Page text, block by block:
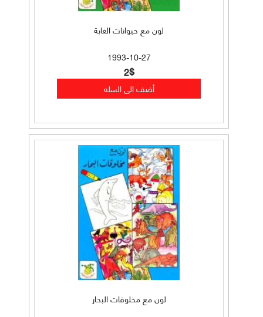
لون مع حيوانات الغابة
1993-10-27
2$
لون مع مخلوقات البحار